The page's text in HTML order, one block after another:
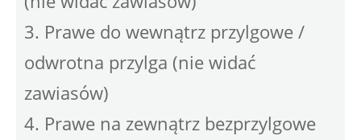
3. Prawe do wewnątrz przylgowe /
odwrotna przylga (nie widać
zawiasów)
4. Prawe na zewnątrz bezprzylgowe